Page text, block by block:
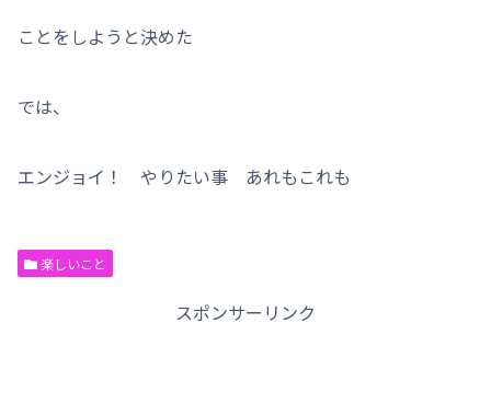
ことをしようと決めた
では、
エンジョイ！ やりたい事 あれもこれも
楽しいこと
スポンサーリンク